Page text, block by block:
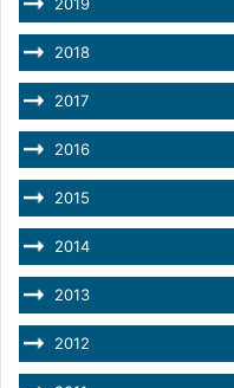
2019
2018
2017
2016
2015
2014
2013
2012